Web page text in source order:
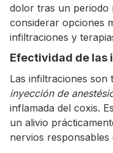
dolor tras un periodo
considerar opciones
infiltraciones y
Efectividad de las
Las infiltraciones son
inyección de
inflamada del coxis.
un alivio
nervios